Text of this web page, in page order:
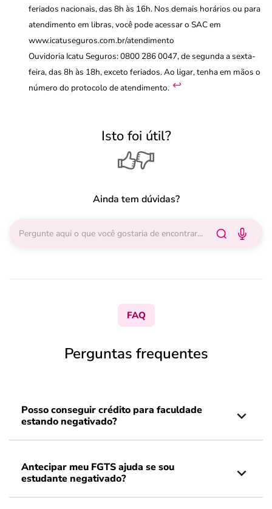
feriados nacionais, das 8h às 16h. Nos demais horários ou para
atendimento em libras, você pode acessar o SAC em
www.icatuseguros.com.br/atendimento
Ouvidoria Icatu Seguros: 0800 286 0047, de segunda a sexta-
feira, das 8h às 18h, exceto feriados. Ao ligar, tenha em mãos o
número do protocolo de atendimento. ↩︎
Isto foi útil?
Ainda tem dúvidas?
FAQ
Perguntas frequentes
Posso conseguir crédito para faculdade
estando negativado?
Antecipar meu FGTS ajuda se sou
estudante negativado?